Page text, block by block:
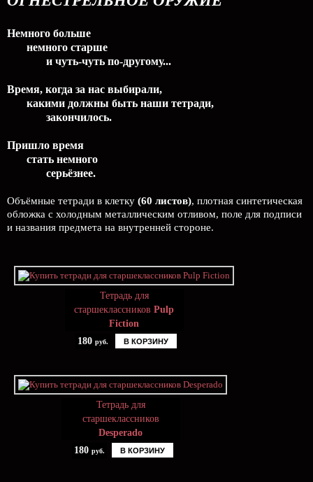
Немного больше
немного старше
и чуть-чуть по-другому...
Время, когда за нас выбирали,
какими должны быть наши тетради,
закончилось.
Пришло время
стать немного
серьёзнее.
Объёмные тетради в клетку (60 листов), плотная синтетическая
обложка с холодным металлическим отливом, поле для подписи
и названия предмета на внутренней стороне.
Тетрадь для
старшеклассников Pulp
Fiction
180 руб. В КОРЗИНУ
Тетрадь для
старшеклассников
Desperado
180 руб. В КОРЗИНУ